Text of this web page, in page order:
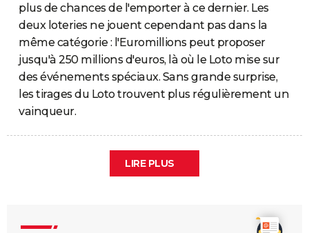
plus de chances de l'emporter à ce dernier. Les
deux loteries ne jouent cependant pas dans la
même catégorie : l'Euromillions peut proposer
jusqu'à 250 millions d'euros, là où le Loto mise sur
des événements spéciaux. Sans grande surprise,
les tirages du Loto trouvent plus régulièrement un
vainqueur.
LIRE PLUS